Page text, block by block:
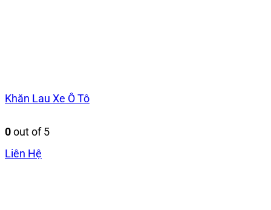
Khăn Lau Xe Ô Tô
0out of 5
Liên Hệ